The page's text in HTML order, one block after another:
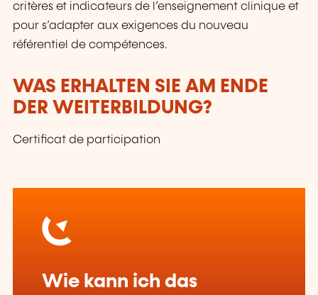
critères et indicateurs de l’enseignement clinique et
pour s’adapter aux exigences du nouveau
référentiel de compétences.
WAS ERHALTEN SIE AM ENDE
DER WEITERBILDUNG?
Certificat de participation
Wie kann ich das